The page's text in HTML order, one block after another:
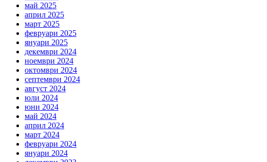
май 2025
април 2025
март 2025
февруари 2025
януари 2025
декември 2024
ноември 2024
октомври 2024
септември 2024
август 2024
юли 2024
юни 2024
май 2024
април 2024
март 2024
февруари 2024
януари 2024